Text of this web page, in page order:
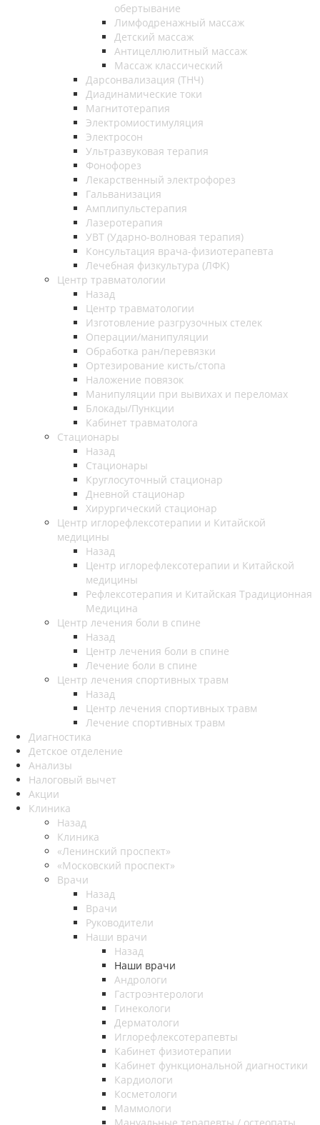
обертывание
Лимфодренажный массаж
Детский массаж
Антицеллюлитный массаж
Массаж классический
Дарсонвализация (ТНЧ)
Диадинамические токи
Магнитотерапия
Электромиостимуляция
Электросон
Ультразвуковая терапия
Фонофорез
Лекарственный электрофорез
Гальванизация
Амплипульстерапия
Лазеротерапия
УВТ (Ударно-волновая терапия)
Консультация врача-физиотерапевта
Лечебная физкультура (ЛФК)
Центр травматологии
Назад
Центр травматологии
Изготовление разгрузочных стелек
Операции/манипуляции
Обработка ран/перевязки
Ортезирование кисть/стопа
Наложение повязок
Манипуляции при вывихах и переломах
Блокады/Пункции
Кабинет травматолога
Стационары
Назад
Стационары
Круглосуточный стационар
Дневной стационар
Хирургический стационар
Центр иглорефлексотерапии и Китайской
медицины
Назад
Центр иглорефлексотерапии и Китайской
медицины
Рефлексотерапия и Китайская Традиционная
Медицина
Центр лечения боли в спине
Назад
Центр лечения боли в спине
Лечение боли в спине
Центр лечения спортивных травм
Назад
Центр лечения спортивных травм
Лечение спортивных травм
Диагностика
Детское отделение
Анализы
Налоговый вычет
Акции
Клиника
Назад
Клиника
«Ленинский проспект»
«Московский проспект»
Врачи
Назад
Врачи
Руководители
Наши врачи
Назад
Наши врачи
Андрологи
Гастроэнтерологи
Гинекологи
Дерматологи
Иглорефлексотерапевты
Кабинет физиотерапии
Кабинет функциональной диагностики
Кардиологи
Косметологи
Маммологи